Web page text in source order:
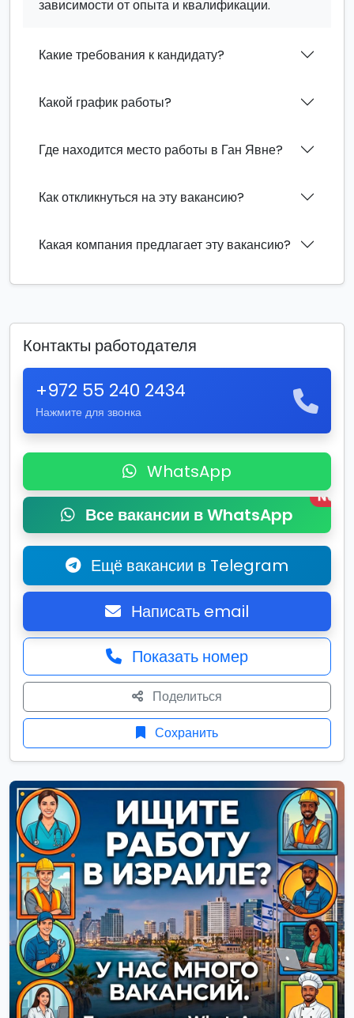
зависимости от опыта и квалификации.
Какие требования к кандидату?
Какой график работы?
Где находится место работы в Ган Явне?
Как откликнуться на эту вакансию?
Какая компания предлагает эту вакансию?
Контакты работодателя
+972 55 240 2434
Нажмите для звонка
WhatsApp
Все вакансии в WhatsApp
New
Ещё вакансии в Telegram
Написать email
Показать номер
Поделиться
Сохранить